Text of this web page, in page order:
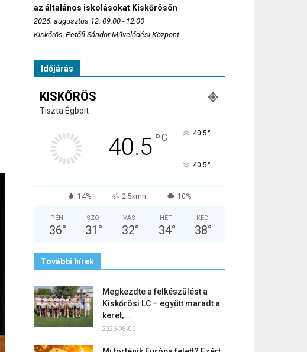
az általános iskolásokat Kiskőrösön
2026. augusztus 12. 09:00 - 12:00
Kiskőrös, Petőfi Sándor Művelődési Központ
Időjárás
KISKŐRÖS
Tiszta Égbolt
40.5°C 40.5°
40.5°
14% 2.5kmh 10%
PÉN
36°
SZO
31 °
VAS
32°
HÉT
34°
KED
38°
További hírek
Megkezdte a felkészülést a
Kiskőrösi LC – együtt maradt a
keret,...
2026-08-06